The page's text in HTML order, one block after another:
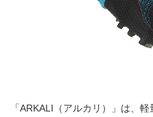
「ARKALI（アルカリ）」は、